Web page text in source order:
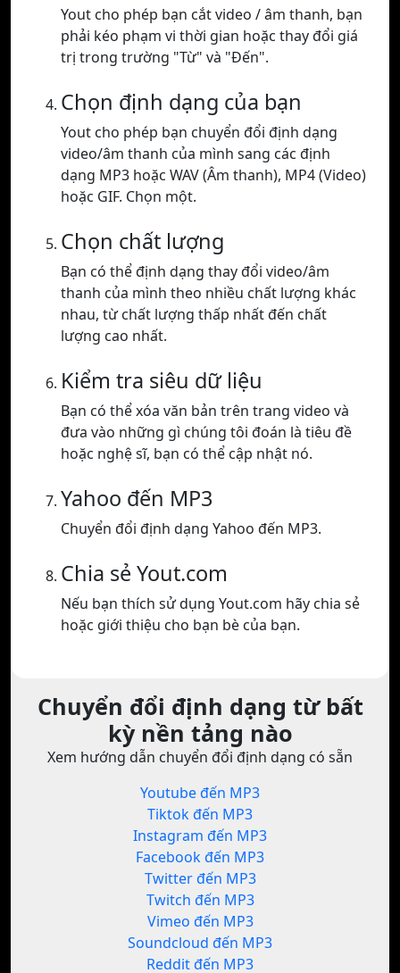
Yout cho phép bạn cắt video / âm thanh, bạn
phải kéo phạm vi thời gian hoặc thay đổi giá
trị trong trường "Từ" và "Đến".
Chọn định dạng của bạn
Yout cho phép bạn chuyển đổi định dạng
video/âm thanh của mình sang các định
dạng MP3 hoặc WAV (Âm thanh), MP4 (Video)
hoặc GIF. Chọn một.
Chọn chất lượng
Bạn có thể định dạng thay đổi video/âm
thanh của mình theo nhiều chất lượng khác
nhau, từ chất lượng thấp nhất đến chất
lượng cao nhất.
Kiểm tra siêu dữ liệu
Bạn có thể xóa văn bản trên trang video và
đưa vào những gì chúng tôi đoán là tiêu đề
hoặc nghệ sĩ, bạn có thể cập nhật nó.
Yahoo đến MP3
Chuyển đổi định dạng Yahoo đến MP3.
Chia sẻ Yout.com
Nếu bạn thích sử dụng Yout.com hãy chia sẻ
hoặc giới thiệu cho bạn bè của bạn.
Chuyển đổi định dạng từ bất
kỳ nền tảng nào
Xem hướng dẫn chuyển đổi định dạng có sẵn
Youtube đến MP3
Tiktok đến MP3
Instagram đến MP3
Facebook đến MP3
Twitter đến MP3
Twitch đến MP3
Vimeo đến MP3
Soundcloud đến MP3
Reddit đến MP3